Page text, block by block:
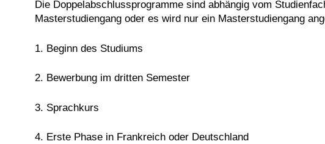
Die Doppelabschlussprogramme sind abhängig vom
Masterstudiengang oder es wird nur ein Masterstudiengang
1. Beginn des Studiums
2. Bewerbung im dritten Semester
3. Sprachkurs
4. Erste Phase in Frankreich oder Deutschland